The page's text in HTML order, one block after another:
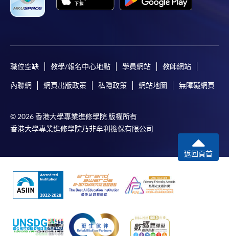
申請學歷頒授及專業課程可能需要其他資料，報名
表格後，請連同報名費/學費以及所需證明文件親
往報名中心或以郵遞方式遞交。
報讀同一學歷頒授課程內其他單元
​學院為學歷頒授課程特設「註冊及學費通知」，適
課程負責人會為學員送上「註冊及學費通知」
(「通知」)，請填妥有關「通知」，並親往報名中
心或以郵遞方式，遞交「通知」及繳交所需費用。
職位空缺 教學/報名中心地點 學員網站 教師網站
內聯網 網頁出版政策 私隱政策 網站地圖 無障礙網頁
© 2026 香港大學專業進修學院 版權所有
香港大學專業進修學院乃非牟利擔保有限公司
返回頁首